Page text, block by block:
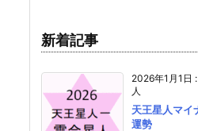
新着記事
2026年1月1日 :
人
天王星人マ
運勢